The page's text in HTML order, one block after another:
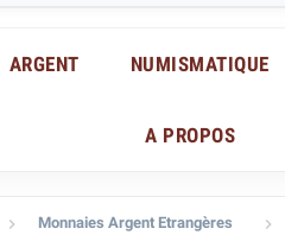
ARGENT NUMISMATIQUE
A PROPOS
 Monnaies Argent Etrangères 